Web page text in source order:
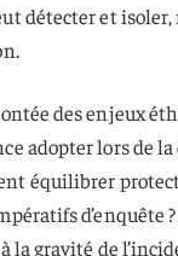
détecter et
des enjeux
adopter lors de
équilibrer
d’enquête
la gravité de